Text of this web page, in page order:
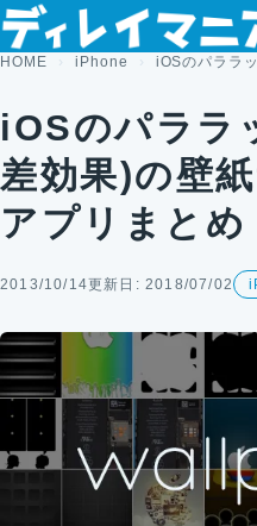
コンテンツへスキップ
HOME iPhone iOSのパララ
iOSのパララ
差効果)の壁
アプリまとめ
2013/10/14更新日: 2018/07/02